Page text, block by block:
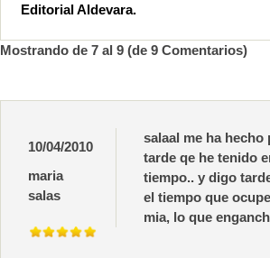
Editorial Aldevara.
Mostrando de 7 al 9 (de 9 Comentarios)
10/04/2010
maria
salas
salaal me ha hecho
tarde qe he tenido
tiempo.. y digo
el tiempo que
mia, lo que